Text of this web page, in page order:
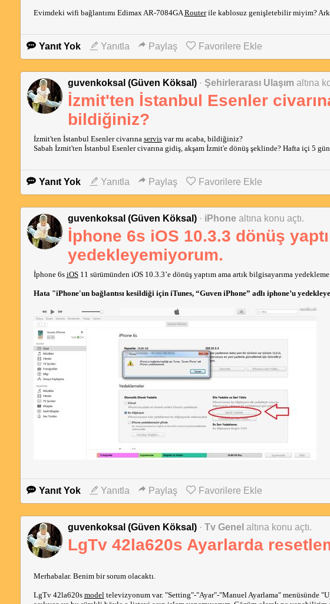
Evimdeki wifi bağlantımı Edimax AR-7084GARouterile kablosuz genişletebilir miyim?
Yanıt Yok Yanıtla Paylaş Favorilere Ekle
guvenkoksal (Güven Köksal) · Şehirlerarası Ulaşım altına
İzmit'ten İstanbul Esenler
bildiğiniz?
İzmit'ten İstanbul Esenler civarına servisvar mı acaba, bildiğiniz?
Sabah İzmit'ten İstanbul Esenler civarına gidiş, akşam İzmit'e dönüş şeklinde? Hafta içi 5
Yanıt Yok Yanıtla Paylaş Favorilere Ekle
guvenkoksal (Güven Köksal) · iPhone altına konu açtı.
İphone 6s iOS 10.3.3 dönüş
yedekleyemiyorum.
İphone 6s iOS11 sürümünden iOS 10.3.3’e dönüş yaptım ama artık bilgisayarıma
Hata "iPhone'un bağlantısı kesildiği için iTunes, “Guven iPhone” adlı iphone’u
Yanıt Yok Yanıtla Paylaş Favorilere Ekle
guvenkoksal (Güven Köksal) · Tv Genel altına konu açtı.
LgTv 42la620s Ayarlarda
Merhabalar. Benim bir sorum olacaktı.
LgTv 42la620s modeltelevizyonum var. "Setting"-"Ayar"-"Manuel Ayarlama" menüsünde